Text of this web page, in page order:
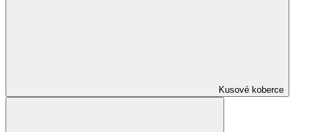
Kusové koberce